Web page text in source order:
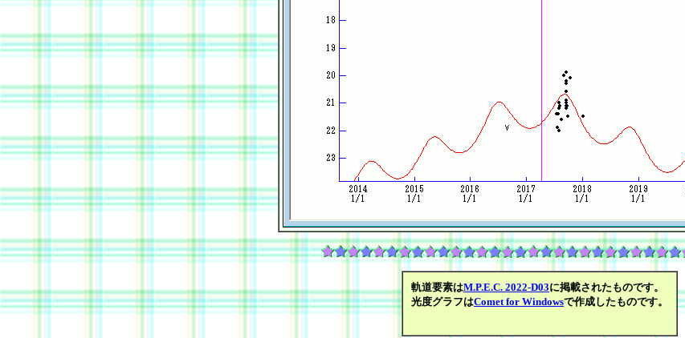
軌道要素はM.P.E.C. 2022-D03に掲載されたものです。
光度グラフはComet for Windowsで作成したものです。